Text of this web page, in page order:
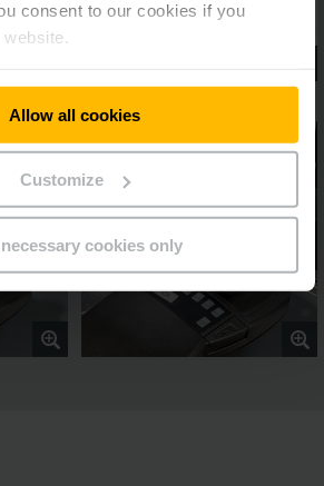
consent to our cookies if you
website.
Allow all cookies
Customize
cookies only